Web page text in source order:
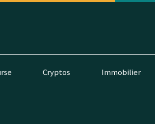
Cryptos Immobilier